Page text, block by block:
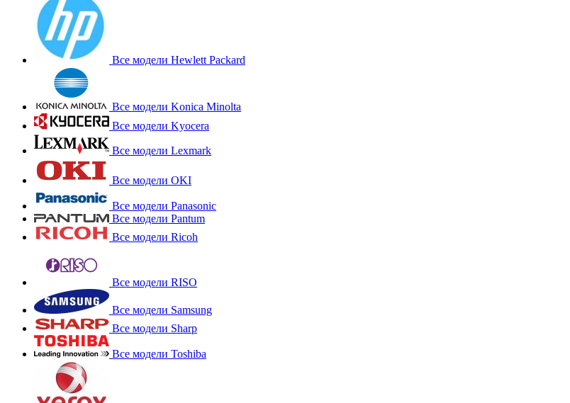
Все модели Hewlett Packard
Все модели Konica Minolta
Все модели Kyocera
Все модели Lexmark
Все модели OKI
Все модели Panasonic
Все модели Pantum
Все модели Ricoh
Все модели RISO
Все модели Samsung
Все модели Sharp
Все модели Toshiba